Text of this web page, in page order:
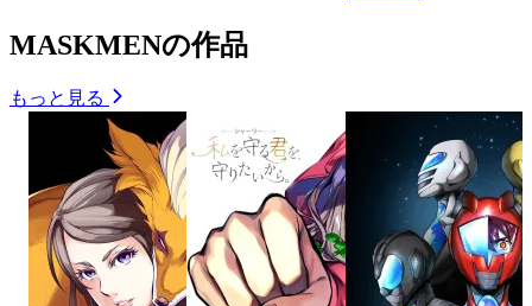
MASKMENの作品
もっと見る